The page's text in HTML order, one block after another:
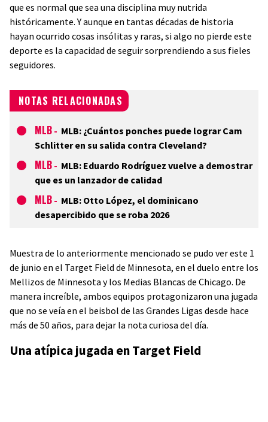
que es normal que sea una disciplina muy nutrida
históricamente. Y aunque en tantas décadas de historia
hayan ocurrido cosas insólitas y raras, si algo no pierde este
deporte es la capacidad de seguir sorprendiendo a sus fieles
seguidores.
NOTAS RELACIONADAS
MLB - MLB: ¿Cuántos ponches puede lograr Cam
Schlitter en su salida contra Cleveland?
MLB - MLB: Eduardo Rodríguez vuelve a demostrar
que es un lanzador de calidad
MLB - MLB: Otto López, el dominicano
desapercibido que se roba 2026
Muestra de lo anteriormente mencionado se pudo ver este 1
de junio en el Target Field de Minnesota, en el duelo entre los
Mellizos de Minnesota y los Medias Blancas de Chicago. De
manera increíble, ambos equipos protagonizaron una jugada
que no se veía en el beisbol de las Grandes Ligas desde hace
más de 50 años, para dejar la nota curiosa del día.
Una atípica jugada en Target Field